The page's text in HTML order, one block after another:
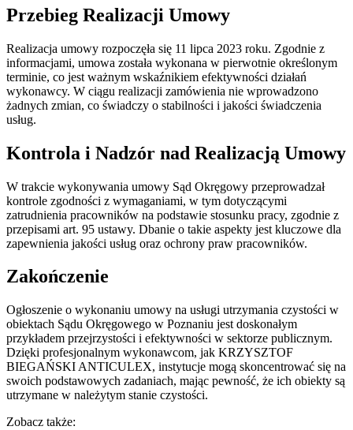
Przebieg Realizacji Umowy
Realizacja umowy rozpoczęła się 11 lipca 2023 roku. Zgodnie z
informacjami, umowa została wykonana w pierwotnie określonym
terminie, co jest ważnym wskaźnikiem efektywności działań
wykonawcy. W ciągu realizacji zamówienia nie wprowadzono
żadnych zmian, co świadczy o stabilności i jakości świadczenia
usług.
Kontrola i Nadzór nad Realizacją Umowy
W trakcie wykonywania umowy Sąd Okręgowy przeprowadzał
kontrole zgodności z wymaganiami, w tym dotyczącymi
zatrudnienia pracowników na podstawie stosunku pracy, zgodnie z
przepisami art. 95 ustawy. Dbanie o takie aspekty jest kluczowe dla
zapewnienia jakości usług oraz ochrony praw pracowników.
Zakończenie
Ogłoszenie o wykonaniu umowy na usługi utrzymania czystości w
obiektach Sądu Okręgowego w Poznaniu jest doskonałym
przykładem przejrzystości i efektywności w sektorze publicznym.
Dzięki profesjonalnym wykonawcom, jak KRZYSZTOF
BIEGAŃSKI ANTICULEX, instytucje mogą skoncentrować się na
swoich podstawowych zadaniach, mając pewność, że ich obiekty są
utrzymane w należytym stanie czystości.
Zobacz także: